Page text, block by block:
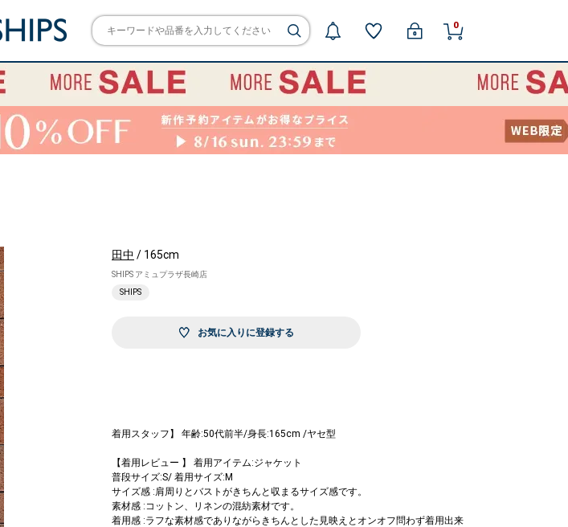
0
田中 / 165cm
SHIPS アミュプラザ長崎店
SHIPS
お気に入りに登録する
着用スタッフ】 年齢:50代前半/身長:165cm /ヤセ型
【着用レビュー 】 着用アイテム:ジャケット
普段サイズ:S/ 着用サイズ:M
サイズ感 :肩周りとバストがきちんと収まるサイズ感です。
素材感 :コットン、リネンの混紡素材です。
着用感 :ラフな素材感でありながらきちんとした見映えとオンオフ問わず着用出来